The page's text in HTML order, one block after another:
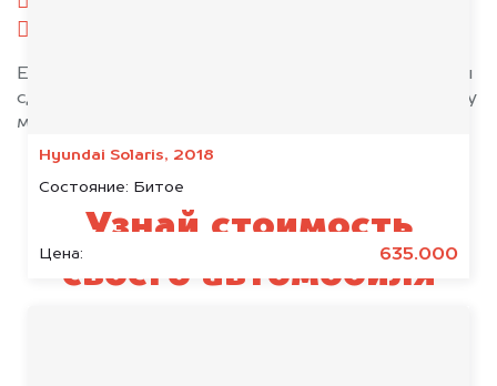
Hyundai Solaris, 2018
Состояние: Битое
Цена: 635.000
Если у вас нет всех документов, то наши юристы
сделают всё возможное, чтобы оформить сделку
максимально быстро!
Узнай стоимость
своего автомобиля